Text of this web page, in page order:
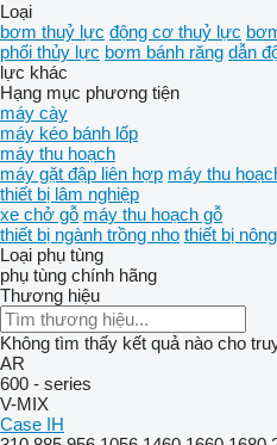
Loại
bơm thuỷ lực động cơ thuỷ lực
phối thủy lực bơm bánh răng dẫn
lực khác
Hạng mục phương tiện
máy cày
máy kéo bánh lốp
máy thu hoạch
máy gặt đập liên hợp máy thu
thiết bị lâm nghiệp
xe chở gỗ máy thu hoạch gỗ
thiết bị ngành trồng nho thiết bị
Loại phụ tùng
phụ tùng chính hãng
Thương hiệu
Không tìm thấy kết quả nào cho
AR
600 - series
V-MIX
Case IH